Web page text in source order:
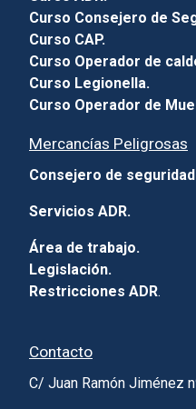
Curso Consejero de
Curso CAP.
Curso Operador de
Curso Legionella.
Curso Operador de
Mercancías Peligrosas
Consejero de seguridad
Servicios ADR.
Área de trabajo.
Legislación.
Restricciones ADR.
Contacto
C/ Juan Ramón Jiménez